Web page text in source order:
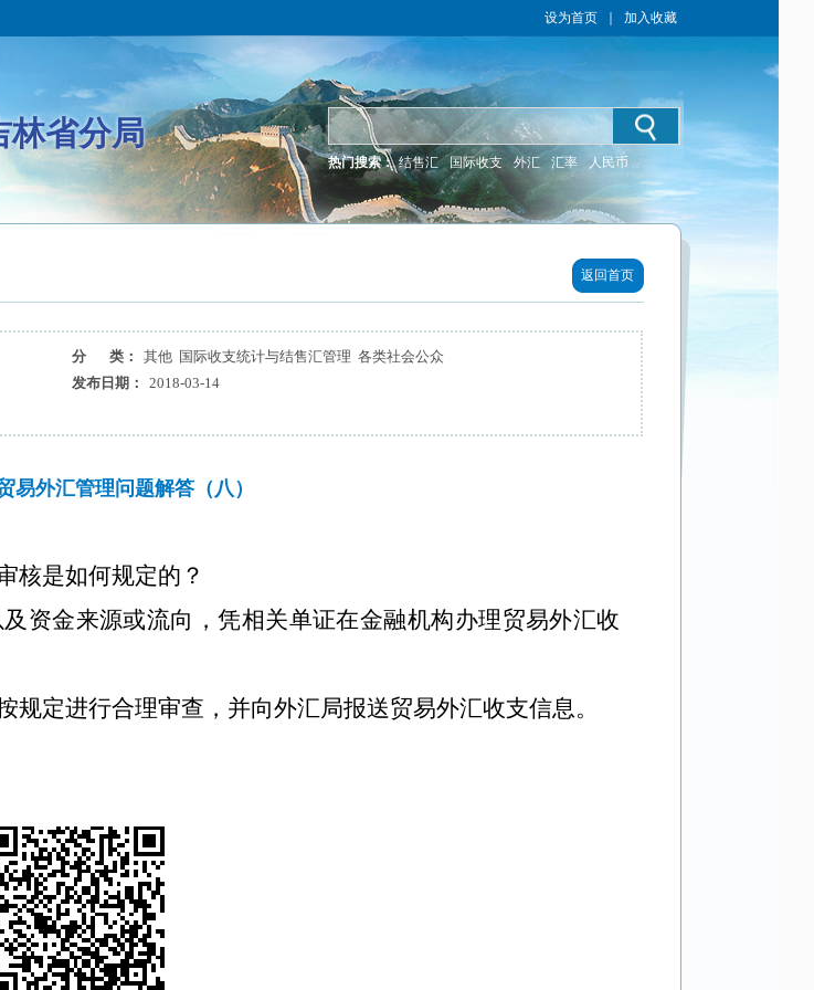
设为首页 加入收藏
林省分局
热门搜索： 结售汇 国际收支 外汇 汇率 人民币
返回首页
分 类：
其他 国际收支统计与结售汇管理 各类社会公众
发布日期：
2018-03-14
易外汇管理问题解答（八）
核是如何规定的？
资金来源或流向，凭相关单证在金融机构办理贸易外汇收
规定进行合理审查，并向外汇局报送贸易外汇收支信息。